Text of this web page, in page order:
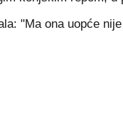
"Ma ona uopće